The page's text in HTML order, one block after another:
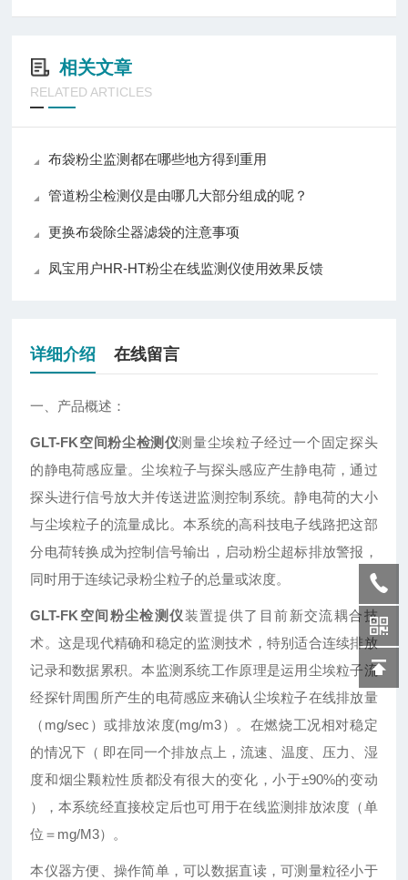
相关文章
RELATED ARTICLES
布袋粉尘监测都在哪些地方得到重用
管道粉尘检测仪是由哪几大部分组成的呢？
更换布袋除尘器滤袋的注意事项
凤宝用户HR-HT粉尘在线监测仪使用效果反馈
详细介绍 在线留言
一、产品概述：
GLT-FK空间粉尘检测仪测量尘埃粒子经过一个固定探头
的静电荷感应量。尘埃粒子与探头感应产生静电荷，通过
探头进行信号放大并传送进监测控制系统。静电荷的大小
与尘埃粒子的流量成比。本系统的高科技电子线路把这部
分电荷转换成为控制信号输出，启动粉尘超标排放警报，
同时用于连续记录粉尘粒子的总量或浓度。
GLT-FK空间粉尘检测仪 装置提供了目前新交流耦合技
术。这是现代精确和稳定的监测技术，特别适合连续排放
记录和数据累积。本监测系统工作原理是运用尘埃粒子流
经探针周围所产生的电荷感应来确认尘埃粒子在线排放量
（mg/sec）或排放浓度(mg/m3）。在燃烧工况相对稳定
的情况下（ 即在同一个排放点上，流速、温度、压力、湿
度和烟尘颗粒性质都没有很大的变化，小于±90%的变动
），本系统经直接校定后也可用于在线监测排放浓度（单
位＝mg/M3）。
本仪器方便、操作简单，可以数据直读，可测量粒径小于